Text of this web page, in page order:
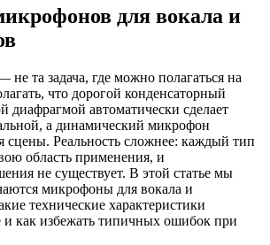
для вокала и
та задача, где можно полагаться на
что дорогой конденсаторный
диафрагмой автоматически сделает
а динамический микрофон
сцены. Реальность сложнее: каждый тип
область применения, и
не существует. В этой статье мы
микрофоны для вокала и
технические характеристики
как избежать типичных ошибок при